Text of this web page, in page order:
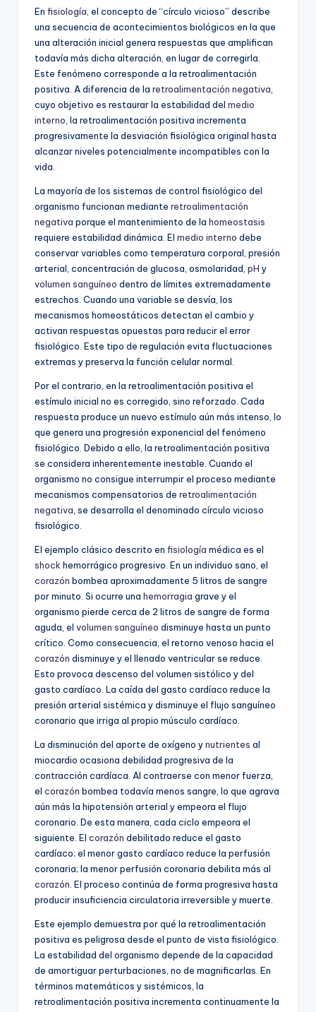
En fisiología , el concepto de “círculo vicioso” describe
una secuencia de acontecimientos biológicos en la que
una alteración inicial genera respuestas que amplifican
todavía más dicha alteración, en lugar de corregirla.
Este fenómeno corresponde a la retroalimentación
positiva. A diferencia de la retroalimentación negativa
cuyo objetivo es restaurar la estabilidad del medio
interno , la retroalimentación positiva incrementa
progresivamente la desviación fisiológica original hasta
alcanzar niveles potencialmente incompatibles con la
vida.
La mayoría de los sistemas de control fisiológico del
organismo funcionan mediante retroalimentación
negativa porque el mantenimiento de la homeostasis
requiere estabilidad dinámica. El medio interno debe
conservar variables como temperatura corporal, presión
arterial, concentración de glucosa, osmolaridad, pH y
volumen sanguíneo dentro de límites extremadamente
estrechos. Cuando una variable se desvía, los
mecanismos homeostáticos detectan el cambio y
activan respuestas opuestas para reducir el error
fisiológico. Este tipo de regulación evita fluctuaciones
extremas y preserva la función celular normal.
Por el contrario, en la retroalimentación positiva el
estímulo inicial no es corregido, sino reforzado. Cada
respuesta produce un nuevo estímulo aún más intenso, lo
que genera una progresión exponencial del fenómeno
fisiológico. Debido a ello, la retroalimentación positiva
se considera inherentemente inestable. Cuando el
organismo no consigue interrumpir el proceso mediante
mecanismos compensatorios de retroalimentación
negativa , se desarrolla el denominado círculo vicioso
fisiológico.
El ejemplo clásico descrito en fisiología médica es el
shock hemorrágico progresivo. En un individuo sano, el
corazón bombea aproximadamente 5 litros de sangre
por minuto. Si ocurre una hemorragia grave y el
organismo pierde cerca de 2 litros de sangre de forma
aguda, el volumen sanguíneo disminuye hasta un punto
crítico. Como consecuencia, el retorno venoso hacia el
corazón disminuye y el llenado ventricular se reduce.
Esto provoca descenso del volumen sistólico y del
gasto cardíaco. La caída del gasto cardíaco reduce la
presión arterial sistémica y disminuye el flujo sanguíneo
coronario que irriga al propio músculo cardíaco.
La disminución del aporte de oxígeno ynutrientes al
miocardio ocasiona debilidad progresiva de la
contracción cardíaca. Al contraerse con menor fuerza,
el corazón bombea todavía menos sangre, lo que agrava
aún más la hipotensión arterial y empeora el flujo
coronario. De esta manera, cada ciclo empeora el
siguiente. El corazón debilitado reduce el gasto
cardíaco; el menor gasto cardíaco reduce la perfusión
coronaria; la menor perfusión coronaria debilita más al
corazón . El proceso continúa de forma progresiva hasta
producir insuficiencia circulatoria irreversible y muerte.
Este ejemplo demuestra por qué la retroalimentación
positiva es peligrosa desde el punto de vista fisiológico.
La estabilidad del organismo depende de la capacidad
de amortiguar perturbaciones, no de magnificarlas. En
términos matemáticos y sistémicos, la
retroalimentación positiva incrementa continuamente la